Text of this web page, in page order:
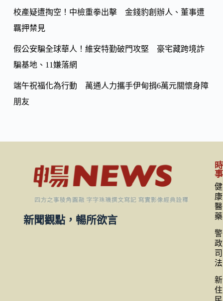
校產疑遭掏空！中檢重拳出擊 金錢豹創辦人、董事遭
羈押禁見
假公安騙全球華人！維安特勤破門攻堅 豪宅藏跨境詐
騙基地、11嫌落網
端午祝福化為行動 萬通人力攜手伊甸捐6萬元關懷身障
朋友
新聞觀點，暢所欲言
時
事
健
康
醫
藥
警
政
司
法
新
住